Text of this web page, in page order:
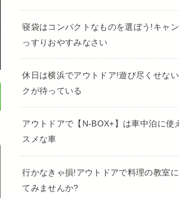
寝袋はコンパクトなものを選ぼう!キャ
っすりおやすみなさい
休日は横浜でアウトドア!遊び尽くせな
クが待っている
アウトドアで【N-BOX+】は車中泊に使
スメな車
行かなきゃ損!アウトドアで料理の教室
てみませんか?